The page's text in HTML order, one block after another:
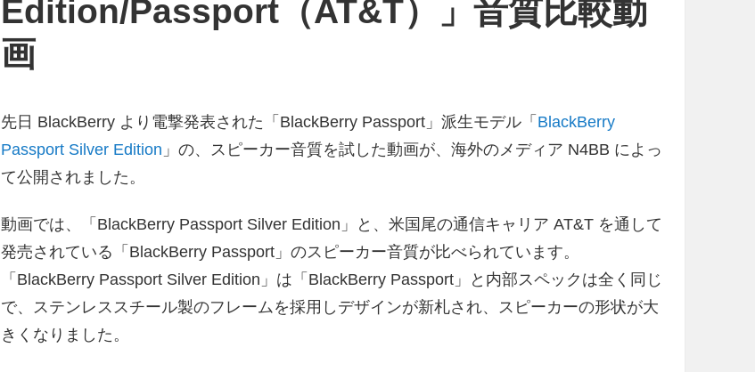
Edition/Passport（AT&T）」音質比較動
画
先日 BlackBerry より電撃発表された「BlackBerry Passport」派生モデル「 BlackBerry
Passport Silver Edition 」の、スピーカー音質を試した動画が、海外のメディア N4BB によっ
て公開されました。
動画では、「BlackBerry Passport Silver Edition」と、米国尾の通信キャリア AT&T を通して
発売されている「BlackBerry Passport」のスピーカー音質が比べられています。
「BlackBerry Passport Silver Edition」は「BlackBerry Passport」と内部スペックは全く同じ
で、ステンレススチール製のフレームを採用しデザインが新札され、スピーカーの形状が大
きくなりました。